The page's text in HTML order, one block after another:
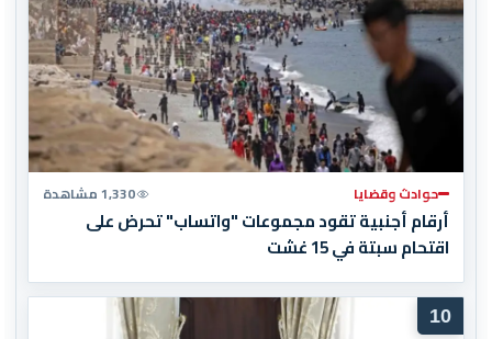
حوادث وقضايا 1,330 مشاهدة
أرقام أجنبية تقود مجموعات "واتساب" تحرض على
اقتحام سبتة في 15 غشت
10